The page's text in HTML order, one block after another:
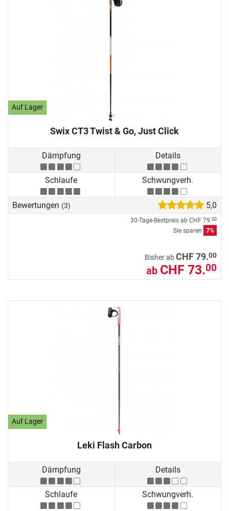
Auf Lager
Swix CT3 Twist & Go, Just Click
Dämpfung Details
Schlaufe Schwungverh.
Bewertungen (3) 5,0
30-Tage-Bestpreis ab CHF 79.00
Sie sparen 7%
Bisher abCHF 79.00
ab CHF 73.00
Auf Lager
Leki Flash Carbon
Dämpfung Details
Schlaufe Schwungverh.